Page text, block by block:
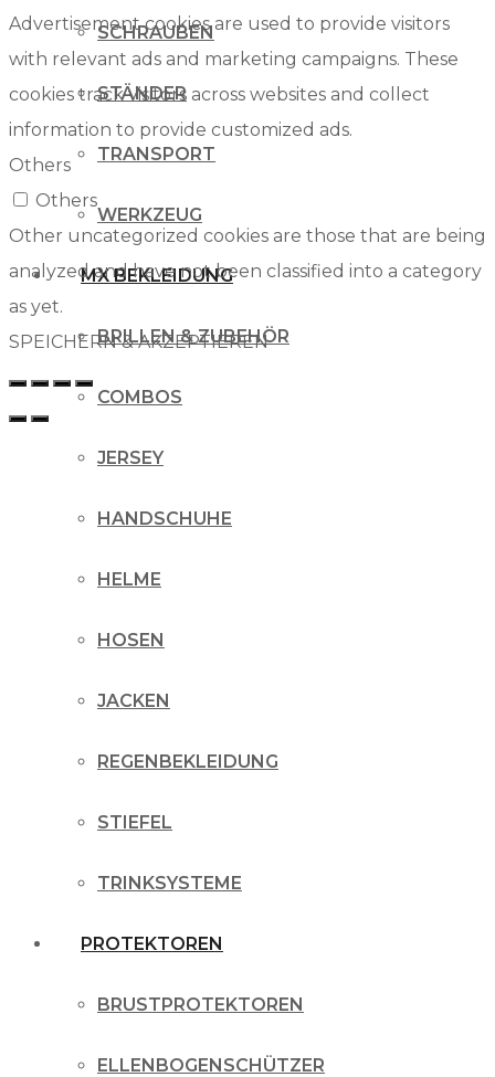
SCHRAUBEN
STÄNDER
TRANSPORT
WERKZEUG
MX BEKLEIDUNG
BRILLEN & ZUBEHÖR
COMBOS
JERSEY
HANDSCHUHE
HELME
HOSEN
JACKEN
REGENBEKLEIDUNG
STIEFEL
TRINKSYSTEME
PROTEKTOREN
BRUSTPROTEKTOREN
ELLENBOGENSCHÜTZER
Advertisement cookies are used to provide visitors
with relevant ads and marketing campaigns. These
cookies track visitors across websites and collect
information to provide customized ads.
Others
Others
Other uncategorized cookies are those that are being
analyzed and have not been classified into a category
as yet.
SPEICHERN & AKZEPTIEREN